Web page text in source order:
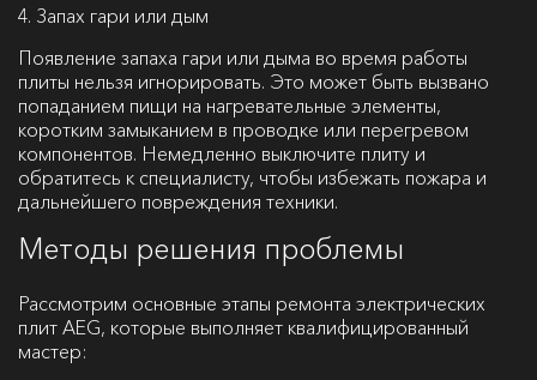
Запах гари или дым
Появление запаха гари или дыма во время работы
плиты нельзя игнорировать. Это может быть вызвано
попаданием пищи на нагревательные элементы,
коротким замыканием в проводке или перегревом
компонентов. Немедленно выключите плиту и
обратитесь к специалисту, чтобы избежать пожара и
дальнейшего повреждения техники.
Методы решения проблемы
Рассмотрим основные этапы ремонта электрических
плит AEG, которые выполняет квалифицированный
мастер: